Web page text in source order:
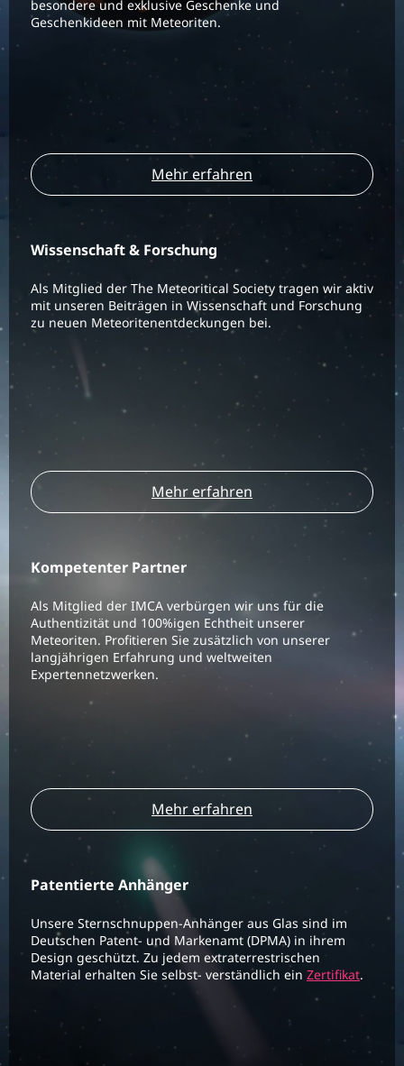
besondere und exklusive Geschenke und
Geschenkideen mit Meteoriten.
Mehr erfahren
Wissenschaft & Forschung
Als Mitglied der The Meteoritical Society tragen wir aktiv
mit unseren Beiträgen in Wissenschaft und Forschung
zu neuen Meteoritenentdeckungen bei.
Mehr erfahren
Kompetenter Partner
Als Mitglied der IMCA verbürgen wir uns für die
Authentizität und 100%igen Echtheit unserer
Meteoriten. Profitieren Sie zusätzlich von unserer
langjährigen Erfahrung und weltweiten
Expertennetzwerken.
Mehr erfahren
Patentierte Anhänger
Unsere Sternschnuppen-Anhänger aus Glas sind im
Deutschen Patent- und Markenamt (DPMA) in ihrem
Design geschützt. Zu jedem extraterrestrischen
Material erhalten Sie selbst- verständlich ein Zertifikat.